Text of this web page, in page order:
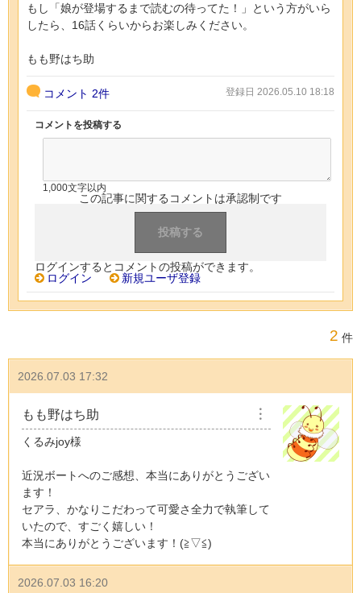
もし「娘が登場するまで読むの待ってた！」という方がいら
したら、16話くらいからお楽しみください。
もも野はち助
コメント 2件 登録日 2026.05.10 18:18
コメントを投稿する
1,000文字以内
この記事に関するコメントは承認制です
ログインするとコメントの投稿ができます。
ログイン
新規ユーザ登録
2 件
2026.07.03 17:32
もも野はち助 ︙
くるみjoy様
近況ボートへのご感想、本当にありがとうござい
ます！
セアラ、かなりこだわって可愛さ全力で執筆して
いたので、すごく嬉しい！
本当にありがとうございます！(≧▽≦)
2026.07.03 16:20